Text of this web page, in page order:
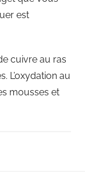
est
cuivre au ras
L’oxydation au
mousses et